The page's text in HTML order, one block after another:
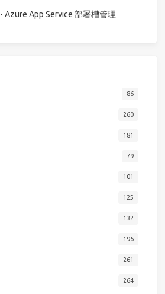
Azure App Service 部署槽管理
86
260
181
79
101
125
132
196
261
264